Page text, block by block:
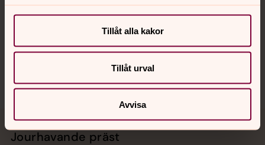
Tillåt alla kakor
Tillåt urval
Avvisa
Sociala kanaler
Jourhavande präst